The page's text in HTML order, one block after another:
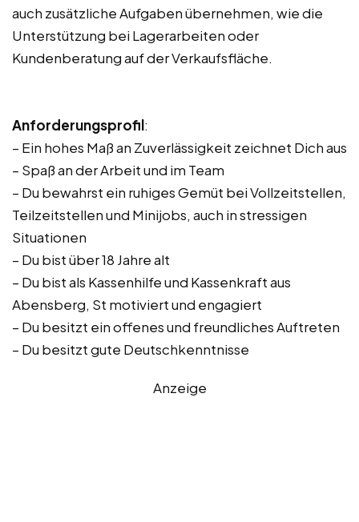
auch zusätzliche Aufgaben übernehmen, wie die
Unterstützung bei Lagerarbeiten oder
Kundenberatung auf der Verkaufsfläche.
Anforderungsprofil:
– Ein hohes Maß an Zuverlässigkeit zeichnet Dich aus
– Spaß an der Arbeit und im Team
– Du bewahrst ein ruhiges Gemüt bei Vollzeitstellen,
Teilzeitstellen und Minijobs, auch in stressigen
Situationen
– Du bist über 18 Jahre alt
– Du bist als Kassenhilfe und Kassenkraft aus
Abensberg, St motiviert und engagiert
– Du besitzt ein offenes und freundliches Auftreten
– Du besitzt gute Deutschkenntnisse
Anzeige